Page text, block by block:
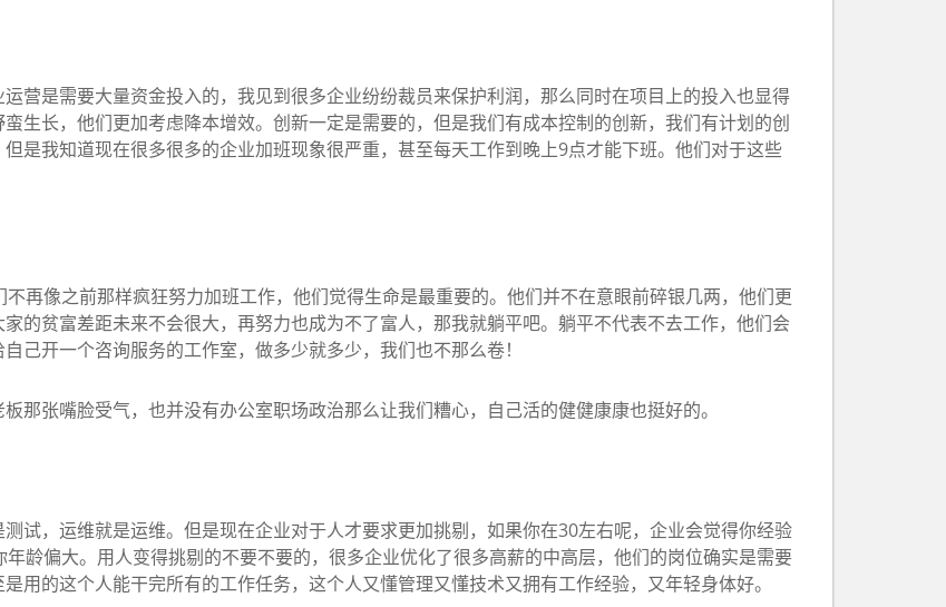
营是需要大量资金投入的，我见到很多企业纷纷裁员来保护利润，那么同时在项目上的投入也显得
生长，他们更加考虑降本增效。创新一定是需要的，但是我们有成本控制的创新，我们有计划的创
是我知道现在很多很多的企业加班现象很严重，甚至每天工作到晚上9点才能下班。他们对于这些
再像之前那样疯狂努力加班工作，他们觉得生命是最重要的。他们并不在意眼前碎银几两，他们更
的贫富差距未来不会很大，再努力也成为不了富人，那我就躺平吧。躺平不代表不去工作，他们会
己开一个咨询服务的工作室，做多少就多少，我们也不那么卷！
那张嘴脸受气，也并没有办公室职场政治那么让我们糟心，自己活的健健康康也挺好的。
试，运维就是运维。但是现在企业对于人才要求更加挑剔，如果你在30左右呢，企业会觉得你经验
龄偏大。用人变得挑剔的不要不要的，很多企业优化了很多高薪的中高层，他们的岗位确实是需要
用的这个人能干完所有的工作任务，这个人又懂管理又懂技术又拥有工作经验，又年轻身体好。